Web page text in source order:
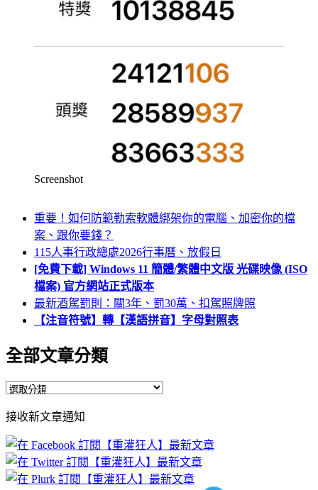
Screenshot
重要！如何防範勒索軟體綁架你的電腦、加密你的檔
案、跟你要錢？
115人事行政總處2026行事曆、放假日
[免費下載] Windows 11 簡體/繁體中文版 光碟映像 (ISO
檔案) 官方網站正式版本
最新酒駕罰則：關3年、罰30萬、扣駕照牌照
【注音符號】轉【漢語拼音】字母對照表
全部文章分類
全
文
章
分
類
接收新文章通知